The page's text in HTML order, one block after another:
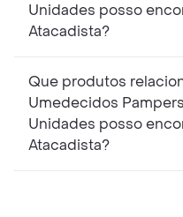
Unidades posso
Atacadista?
Que produtos
Umedecidos
Unidades posso
Atacadista?